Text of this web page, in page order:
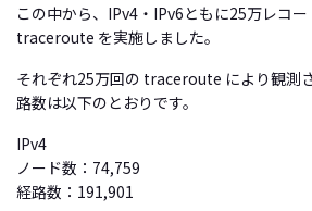
この中から、IPv4・IPv6ともに25万レコ
traceroute を実施しました。
それぞれ25万回の traceroute により観測
路数は以下のとおりです。
IPv4
ノード数：74,759
経路数：191,901